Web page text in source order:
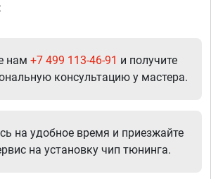
нам +7 499 113-46-91 и получите
консультацию у мастера.
на удобное время и приезжайте
на установку чип тюнинга.